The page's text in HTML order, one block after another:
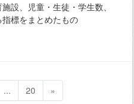
設、児童・生徒・学生数、
標をまとめたもの
... 20 »